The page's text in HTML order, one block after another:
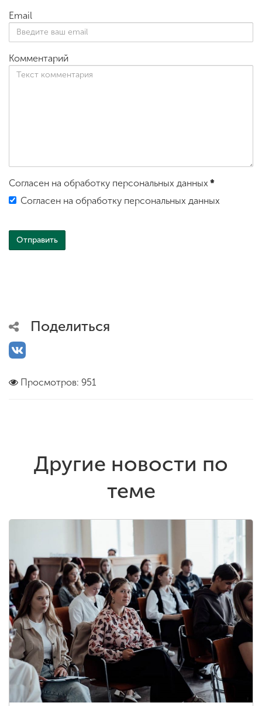
Email
Комментарий
Согласен на обработку персональных данных *
Согласен на обработку персональных данных
Поделиться
Просмотров: 951
Другие новости по
теме